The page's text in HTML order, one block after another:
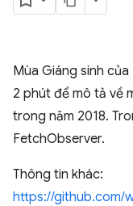
Mùa Giáng sinh của
2 phút để mô tả về
trong năm 2018.
FetchObserver.
Thông tin khác:
https://github.com/